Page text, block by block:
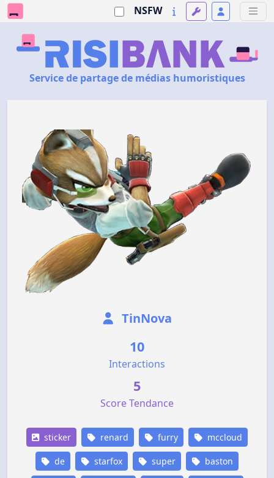
NSFW
Service de partage de médias humoristiques
TinNova
10
Interactions
5
Score Tendance
sticker renard furry mccloud
de starfox super baston